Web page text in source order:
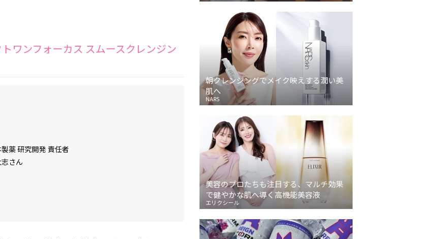
ワンフォーカス スムースクレンジン
薬 研究開発 責任者
さん
朝クレンジングでメイク映えする潤い美
肌へ
NARS
美容のプロたちも注目する、マルチ効果
で健やかな肌へ導く高機能美容液
エリクシール